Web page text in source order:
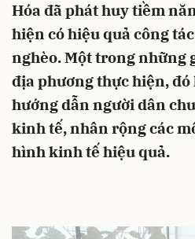
Hóa đã phát huy tiềm
hiện có hiệu quả công
nghèo. Một trong những
địa phương thực hiện,
hướng dẫn người dân
kinh tế, nhân rộng các
hình kinh tế hiệu quả.